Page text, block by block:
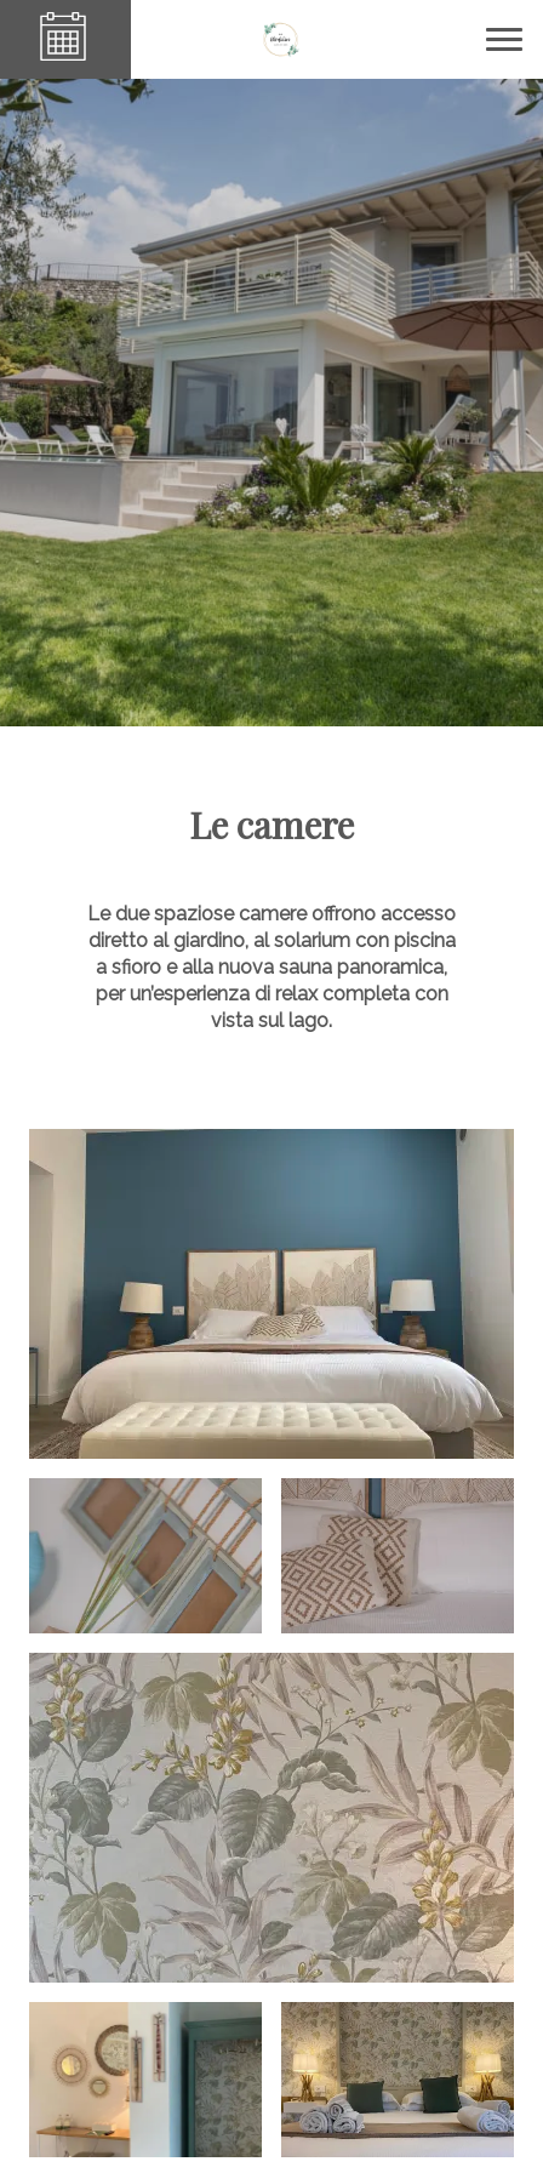
Le camere
Le due spaziose camere offrono accesso
diretto al giardino, al solarium con piscina
a sfioro e alla nuova sauna panoramica,
per un’esperienza di relax completa con
vista sul lago.